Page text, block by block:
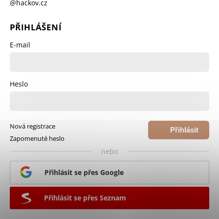
@hackov.cz
PŘIHLÁŠENÍ
E-mail
Heslo
Přihlásit
Nová registrace
Zapomenuté heslo
nebo
Přihlásit se přes Google
Přihlásit se přes Seznam